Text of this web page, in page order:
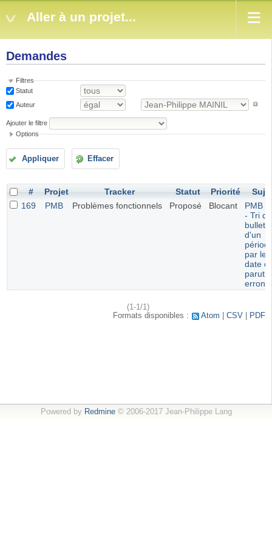
Aller à un projet...
Demandes
Filtres
Statut
Auteur
Ajouter le filtre
Options
Appliquer Effacer
# Projet Tracker Statut Priorité
169
PMB Problèmes fonctionnels Proposé Blocant
PMB
- Tri
d'un
par
date
erroné
(1-1/1)
Formats disponibles :
Atom CSV PDF
Powered by Redmine© 2006-2017 Jean-Philippe Lang